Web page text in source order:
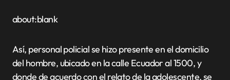
about:blank
Así, personal policial se hizo presente en el domicilio
del hombre, ubicado en la calle Ecuador al 1500, y
donde de acuerdo con el relato de la adolescente, se